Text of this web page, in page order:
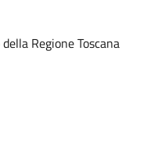
Regione Toscana